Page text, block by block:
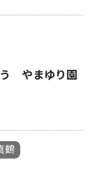
う やまゆり園
鶴